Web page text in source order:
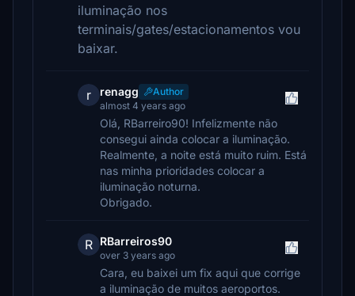
iluminação nos
terminais/gates/estacionamentos vou
baixar.
r renagg
Author
almost 4 years ago
Olá, RBarreiro90! Infelizmente não
consegui ainda colocar a iluminação.
Realmente, a noite está muito ruim. Está
nas minha prioridades colocar a
iluminação noturna.
Obrigado.
R RBarreiros90
over 3 years ago
Cara, eu baixei um fix aqui que corrige
a iluminação de muitos aeroportos.